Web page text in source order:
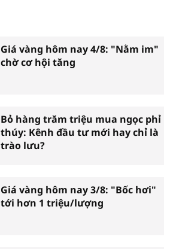
Giá vàng hôm nay 4/8: "Nằm im"
chờ cơ hội tăng
Bỏ hàng trăm triệu mua ngọc phỉ
thúy: Kênh đầu tư mới hay chỉ là
trào lưu?
Giá vàng hôm nay 3/8: "Bốc hơi"
tới hơn 1 triệu/lượng